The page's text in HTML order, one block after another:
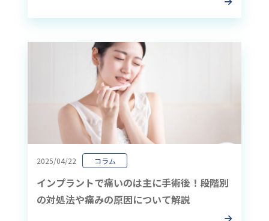
2025/04/22 コラム
インプラントで痛いのは主に手術後！段階別
の対処法や痛みの原因について解説